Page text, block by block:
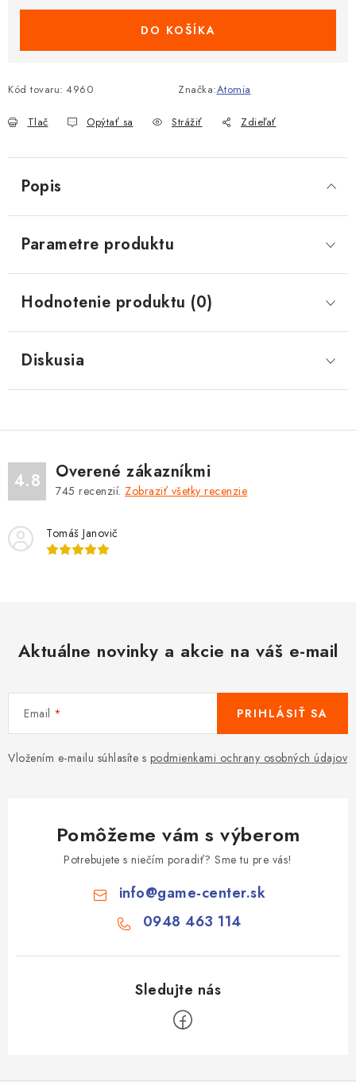
DO KOŠÍKA
Kód tovaru: 4960 Značka:Atomia
Tlač Opýtať sa Strážiť Zdieľať
Popis
Parametre produktu
Hodnotenie produktu (0)
Diskusia
4.8 Overené zákazníkmi
745 recenzií. Zobraziť všetky recenzie
Tomáš Janovič
Aktuálne novinky a akcie na váš e-mail
Email
Vložením e-mailu súhlasíte s podmienkami ochrany osobných údajov
PRIHLÁSIŤ SA
Pomôžeme vám s výberom
Potrebujete s niečím poradiť? Sme tu pre vás!
info@game-center.sk
0948 463 114